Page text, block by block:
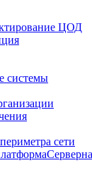
ЦОД
системы
сети